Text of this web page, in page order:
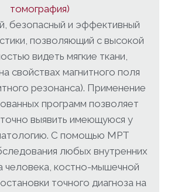
томография)
безопасный и эффективный
позволяющий с высокой
видеть мягкие ткани,
свойствах магнитного поля
резонанса). Применение
программ позволяет
выявить имеющуюся у
C помощью МРТ
любых внутренних
человека, костно-мышечной
точного диагноза на